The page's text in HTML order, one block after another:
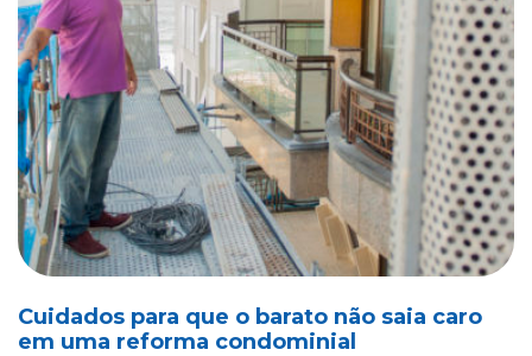
Cuidados para que o barato não saia caro
em uma reforma condominial